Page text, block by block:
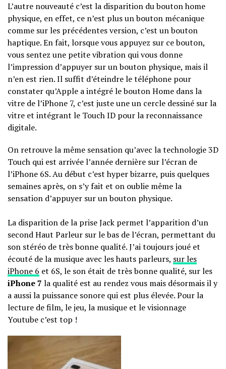
L’autre nouveauté c’est la disparition du bouton home
physique, en effet, ce n’est plus un bouton mécanique
comme sur les précédentes version, c’est un bouton
haptique. En fait, lorsque vous appuyez sur ce bouton,
vous sentez une petite vibration qui vous donne
l’impression d’appuyer sur un bouton physique, mais il
n’en est rien. Il suffit d’éteindre le téléphone pour
constater qu’Apple a intégré le bouton Home dans la
vitre de l’iPhone 7, c’est juste une un cercle dessiné sur la
vitre et intégrant le Touch ID pour la reconnaissance
digitale.
On retrouve la même sensation qu’avec la technologie 3D
Touch qui est arrivée l’année dernière sur l’écran de
l’iPhone 6S. Au début c’est hyper bizarre, puis quelques
semaines après, on s’y fait et on oublie même la
sensation d’appuyer sur un bouton physique.
La disparition de la prise Jack permet l’apparition d’un
second Haut Parleur sur le bas de l’écran, permettant du
son stéréo de très bonne qualité. J’ai toujours joué et
écouté de la musique avec les hauts parleurs, sur les
iPhone 6 et 6S, le son était de très bonne qualité, sur les
iPhone 7 la qualité est au rendez vous mais désormais il y
a aussi la puissance sonore qui est plus élevée. Pour la
lecture de film, le jeu, la musique et le visionnage
Youtube c’est top !